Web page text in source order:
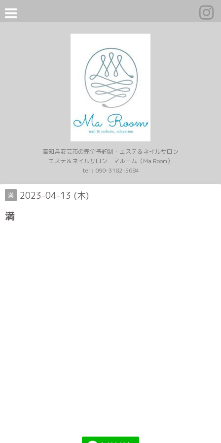
高知県安芸市の完全予約制・エステ＆ネイルサロン
エステ＆ネイルサロン マルーム（Ma Room）
tel : 090-3182-5684
満 2023-04-13 (木)
満